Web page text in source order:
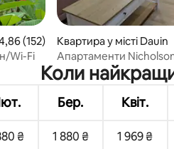
оцінка: 4,86 з 5, відгуки: 152
(152)
Wi-Fi
Квартира у місті Dauin
Апартаменти
Коли
Бер. Квіт.
₴ 1 880 ₴ 1 969 ₴